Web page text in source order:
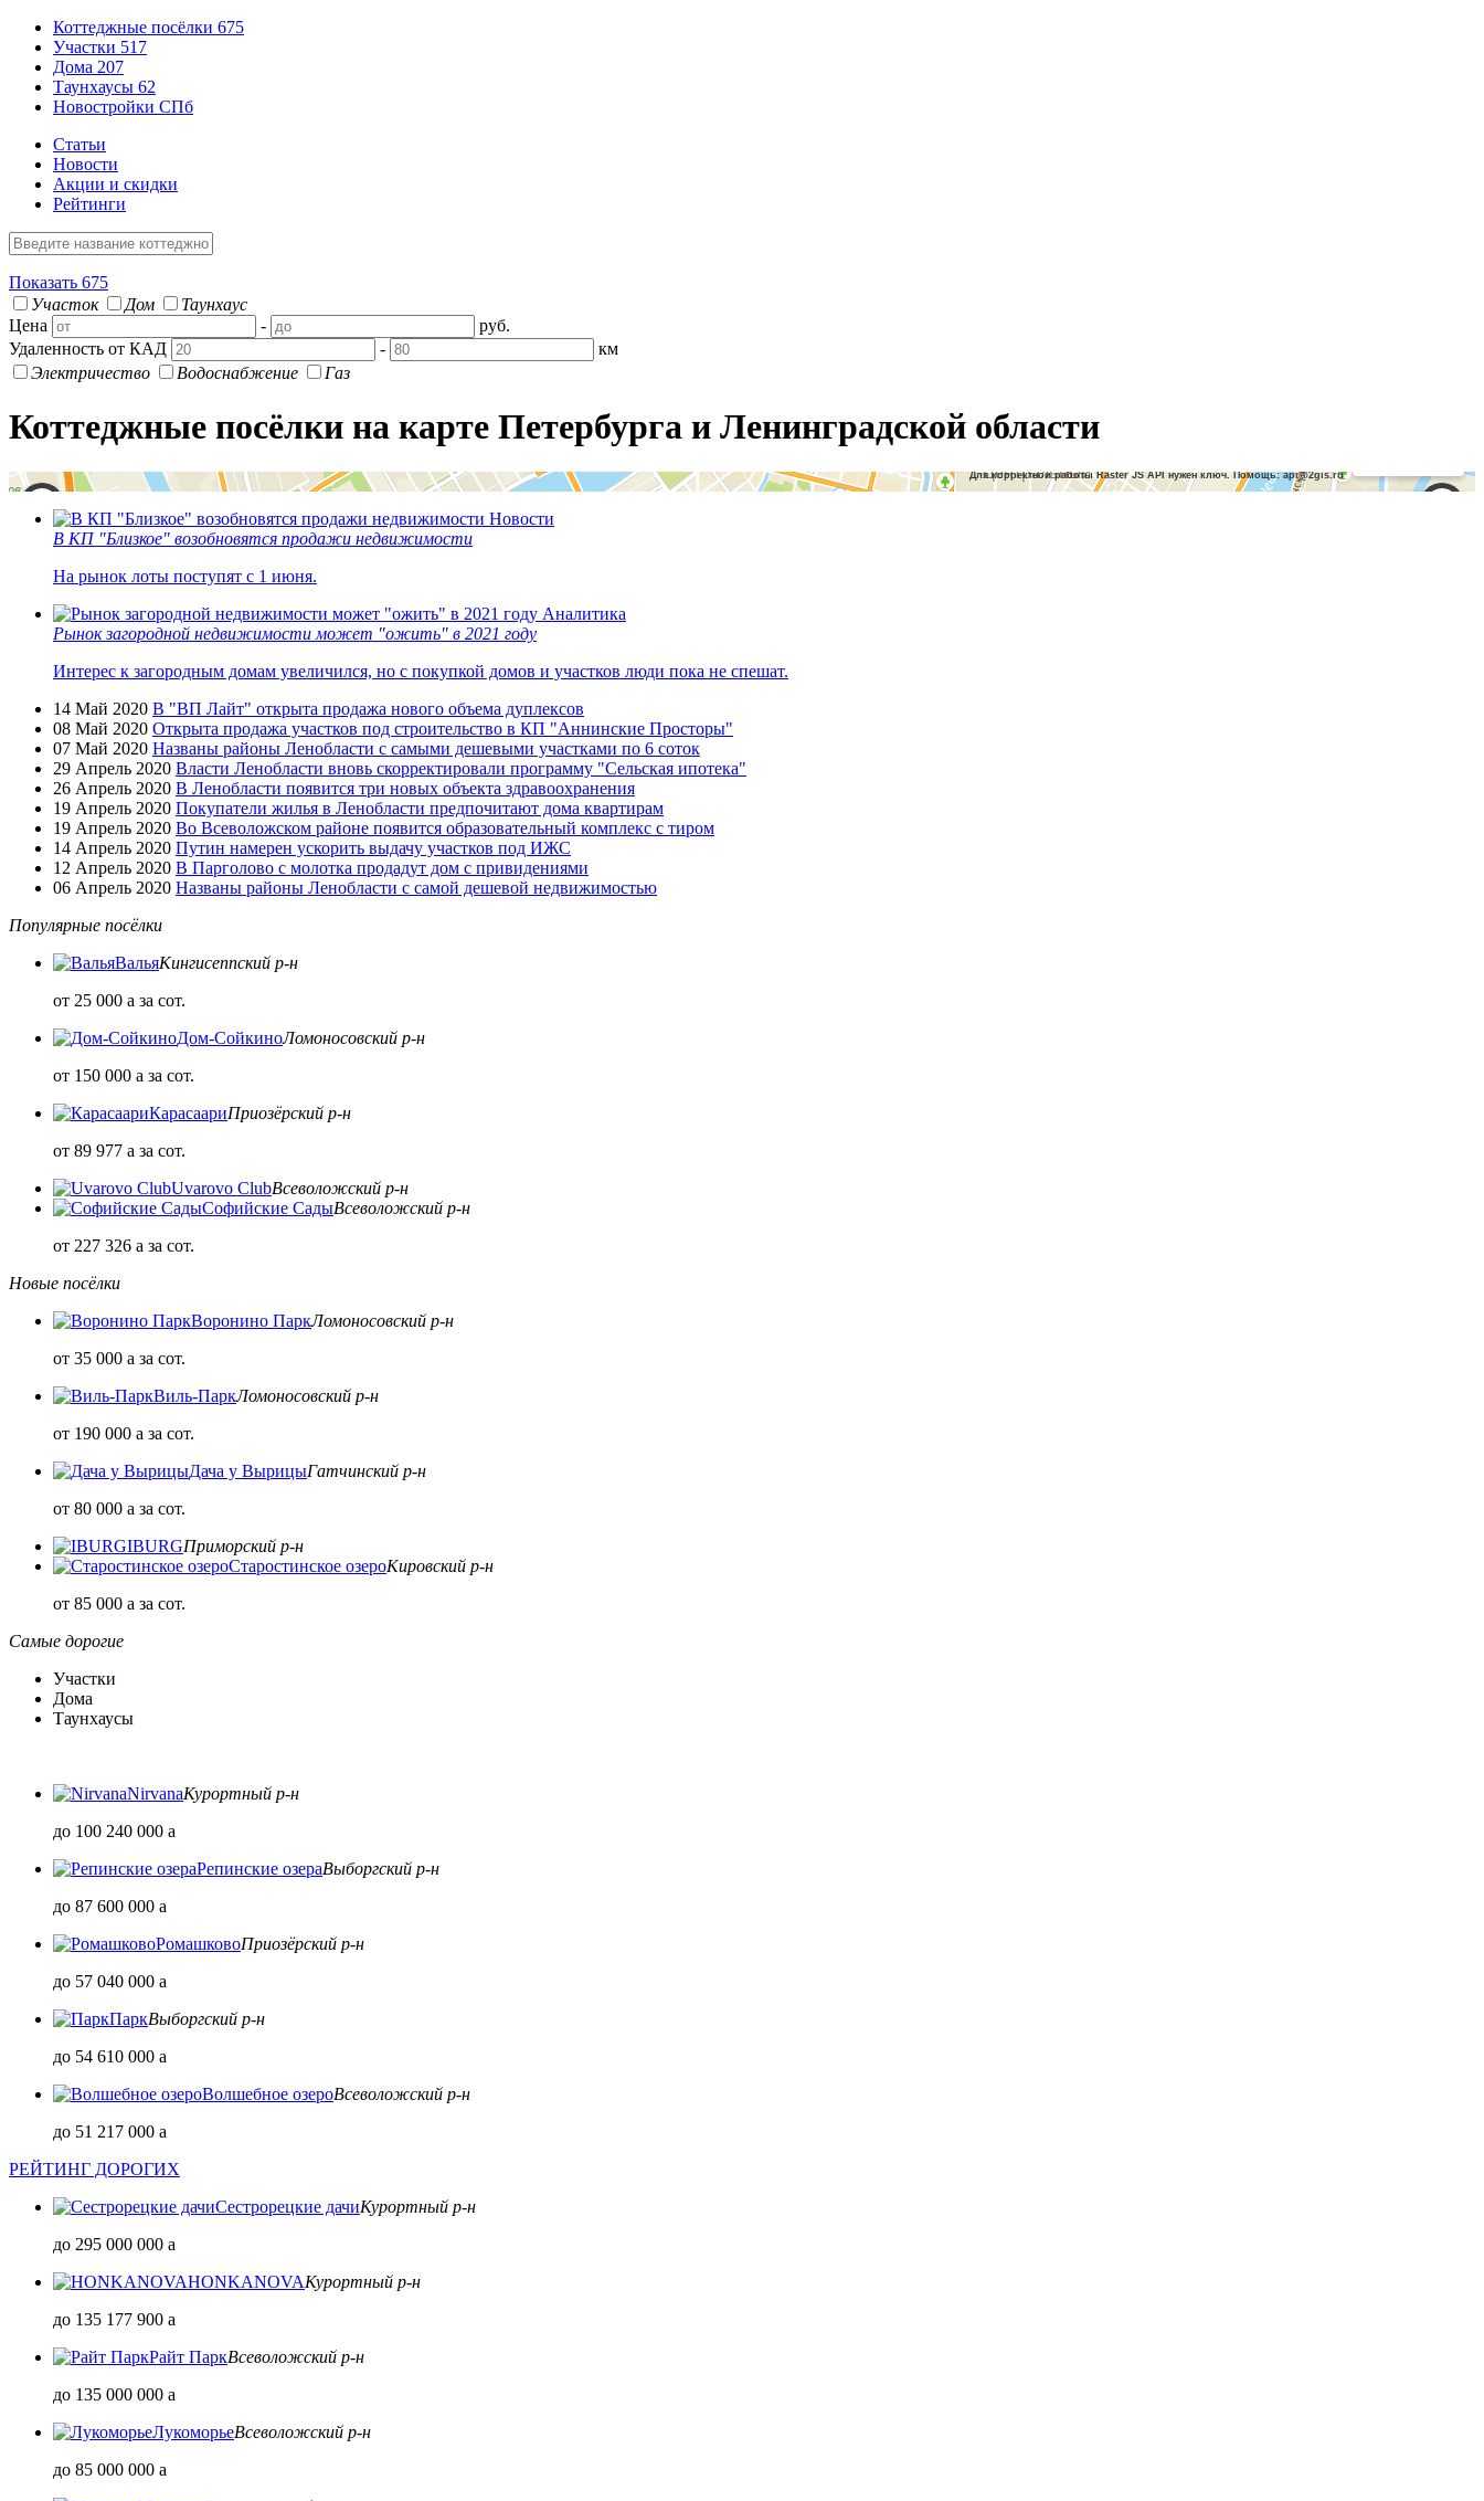
Коттеджные посёлки 675
Участки 517
Дома 207
Таунхаусы 62
Новостройки СПб
Статьи
Новости
Акции и скидки
Рейтинги
Показать 675
Участок
Дом
Таунхаус
Цена
-
руб.
Удаленность от КАД
-
км
Электричество
Водоснабжение Газ
Коттеджные посёлки на карте Петербурга и Ленинградской области
Для корректной работы Raster JS API нужен ключ. Помощь: api@2gis.ru
Отображено 100 поселков. Чтобы увидеть больше приблизьте нужный участок.
Новости
В КП "Близкое" возобновятся продажи недвижимости
На рынок лоты поступят с 1 июня.
Аналитика
Рынок загородной недвижимости может "ожить" в 2021 году
Интерес к загородным домам увеличился, но с покупкой домов и участков люди пока не спешат.
14 Май 2020 В "ВП Лайт" открыта продажа нового объема дуплексов
08 Май 2020 Открыта продажа участков под строительство в КП "Аннинские Просторы"
07 Май 2020 Названы районы Ленобласти с самыми дешевыми участками по 6 соток
29 Апрель 2020 Власти Ленобласти вновь скорректировали программу "Сельская ипотека"
26 Апрель 2020 В Ленобласти появится три новых объекта здравоохранения
19 Апрель 2020 Покупатели жилья в Ленобласти предпочитают дома квартирам
19 Апрель 2020 Во Всеволожском районе появится образовательный комплекс с тиром
14 Апрель 2020 Путин намерен ускорить выдачу участков под ИЖС
12 Апрель 2020 В Парголово с молотка продадут дом с привидениями
06 Апрель 2020 Названы районы Ленобласти с самой дешевой недвижимостью
Популярные посёлки
ВальяКингисеппский р-н
от 25 000 a за сот.
Дом-СойкиноЛомоносовский р-н
от 150 000 a за сот.
КарасаариПриозёрский р-н
от 89 977 a за сот.
Uvarovo ClubВсеволожский р-н
Софийские СадыВсеволожский р-н
от 227 326 a за сот.
Новые посёлки
Воронино ПаркЛомоносовский р-н
от 35 000 a за сот.
Виль-ПаркЛомоносовский р-н
от 190 000 a за сот.
Дача у ВырицыГатчинский р-н
от 80 000 a за сот.
IBURGПриморский р-н
Старостинское озероКировский р-н
от 85 000 a за сот.
Самые дорогие
Участки
Дома
Таунхаусы
NirvanaКурортный р-н
до 100 240 000 a
Репинские озераВыборгский р-н
до 87 600 000 a
РомашковоПриозёрский р-н
до 57 040 000 a
ПаркВыборгский р-н
до 54 610 000 a
Волшебное озероВсеволожский р-н
до 51 217 000 a
РЕЙТИНГ ДОРОГИХ
Сестрорецкие дачиКурортный р-н
до 295 000 000 a
HONKANOVAКурортный р-н
до 135 177 900 a
Райт ПаркВсеволожский р-н
до 135 000 000 a
ЛукоморьеВсеволожский р-н
до 85 000 000 a